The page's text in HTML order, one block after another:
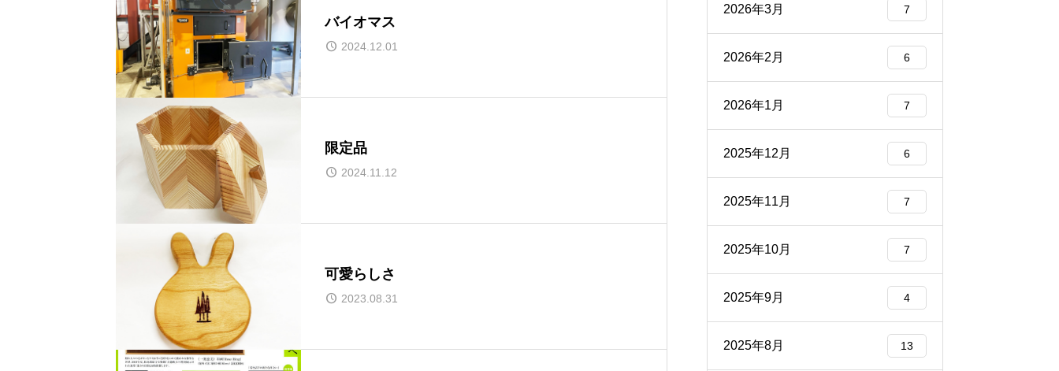
バイオマス
2024.12.01
限定品
2024.11.12
可愛らしさ
2023.08.31
2026年3月 7
2026年2月 6
2026年1月 7
2025年12月 6
2025年11月 7
2025年10月 7
2025年9月 4
2025年8月 13